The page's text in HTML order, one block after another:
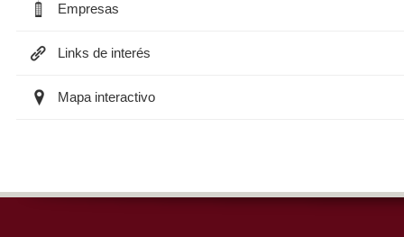
Empresas
Links de interés
Mapa interactivo